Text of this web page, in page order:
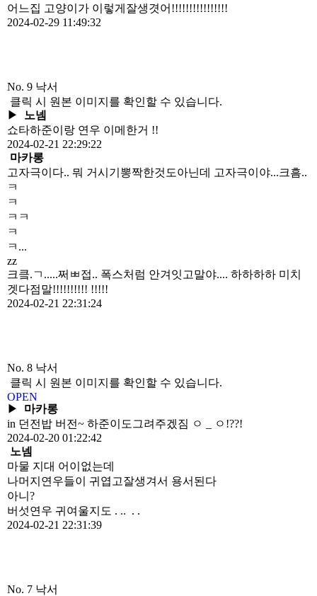
어느집 고양이가 이렇게잘생겻어!!!!!!!!!!!!!!!!
2024-02-29 11:49:32
No. 9 낙서
클릭 시 원본 이미지를 확인할 수 있습니다.
▶
노넴
쇼타하준이랑 연우 이메한거 !!
2024-02-21 22:29:22
마카롱
고자극이다.. 뭐 거시기뽕짝한것도아닌데 고자극이야...크흠..
ㅋ
ㅋ
ㅋㅋ
ㅋ
ㅋ...
zz
크킄.ㄱ.....쩌ㅃ접.. 폭스처럼 안겨잇고말야.... 하하하하 미치
겟다점말!!!!!!!!!! !!!!!
2024-02-21 22:31:24
No. 8 낙서
클릭 시 원본 이미지를 확인할 수 있습니다.
OPEN
▶
마카롱
in 던전밥 버전~ 하준이도그려주겠짐 ㅇ _ ㅇ!??!
2024-02-20 01:22:42
노넴
마물 지대 어이없는데
나머지연우들이 귀엽고잘생겨서 용서된다
아니?
버섯연우 귀여울지도 . .. . .
2024-02-21 22:31:39
No. 7 낙서